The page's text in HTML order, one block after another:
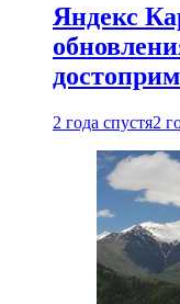
Яндекс
2 года спустя2